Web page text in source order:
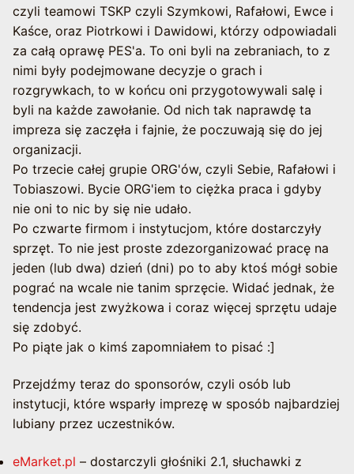
czyli teamowi TSKP czyli Szymkowi, Rafałowi, Ewce i
Kaśce, oraz Piotrkowi i Dawidowi, którzy odpowiadali
za całą oprawę PES'a. To oni byli na zebraniach, to z
nimi były podejmowane decyzje o grach i
rozgrywkach, to w końcu oni przygotowywali salę i
byli na każde zawołanie. Od nich tak naprawdę ta
impreza się zaczęła i fajnie, że poczuwają się do jej
organizacji.
Po trzecie całej grupie ORG'ów, czyli Sebie, Rafałowi i
Tobiaszowi. Bycie ORG'iem to ciężka praca i gdyby
nie oni to nic by się nie udało.
Po czwarte firmom i instytucjom, które dostarczyły
sprzęt. To nie jest proste zdezorganizować pracę na
jeden (lub dwa) dzień (dni) po to aby ktoś mógł sobie
pograć na wcale nie tanim sprzęcie. Widać jednak, że
tendencja jest zwyżkowa i coraz więcej sprzętu udaje
się zdobyć.
Po piąte jak o kimś zapomniałem to pisać :]
Przejdźmy teraz do sponsorów, czyli osób lub
instytucji, które wsparły imprezę w sposób najbardziej
lubiany przez uczestników.
eMarket.pl – dostarczyli głośniki 2.1, słuchawki z